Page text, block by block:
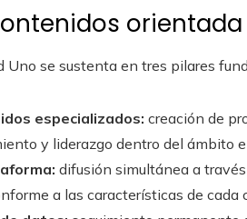
Uno se sustenta en tres pilares
especializados: creación de
y liderazgo dentro del ámbito
difusión simultánea a
a las características de cada